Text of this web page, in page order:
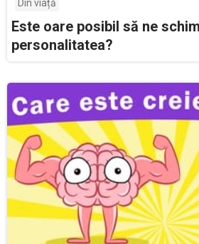
Din viață
Este oare posibil să ne
personalitatea?